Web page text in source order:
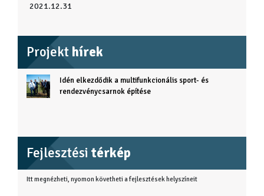
2021.12.31
Projekt hírek
Idén elkezdődik a multifunkcionális sport- és
rendezvénycsarnok építése
Fejlesztési térkép
Itt megnézheti, nyomon követheti a fejlesztések helyszíneit